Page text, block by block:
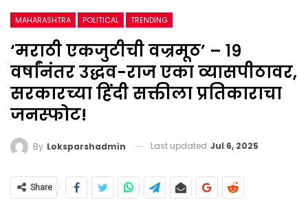
MAHARASHTRA POLITICAL TRENDING
‘मराठी एकजुटीची वज्रमूठ’ – १९
वर्षांनंतर उद्धव-राज एका व्यासपीठावर,
सरकारच्या हिंदी सक्तीला प्रतिकाराचा
जनस्फोट!
By Loksparshadmin Last updated Jul 6, 2025
Share